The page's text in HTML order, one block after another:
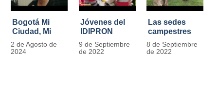
Bogotá Mi
Ciudad, Mi
Casa
2 de Agosto de
2024
Jóvenes del
IDIPRON
restauraron
más de 13.000
9 de Septiembre
de 2022
Las sedes
campestres
de IDIPRON
se convierten
8 de Septiembre
de 2022